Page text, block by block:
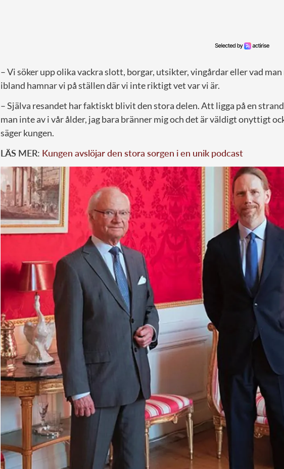
– Vi söker upp olika vackra slott, borgar, utsikter, vingårdar eller vad
ibland hamnar vi på ställen där vi inte riktigt vet var vi är.
– Själva resandet har faktiskt blivit den stora delen. Att ligga på en
man inte av i vår ålder, jag bara bränner mig och det är väldigt onyttigt
säger kungen.
LÄS MER: Kungen avslöjar den stora sorgen i en unik podcast